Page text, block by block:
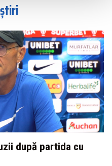
după partida cu